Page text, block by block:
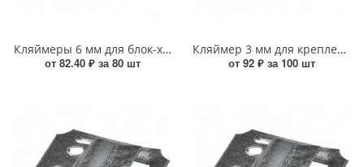
Кляймеры 6 мм для блок-хауса и толстой вагонки ЮМКОМ УТ000016706
от 82.40 ₽ за 80 шт
Кляймер 3 мм для крепления вагонки ЮМКОМ УТ000016921
от 92 ₽ за 100 шт